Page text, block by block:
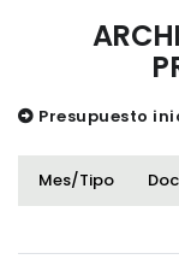
Presupuesto
Mes/Tipo